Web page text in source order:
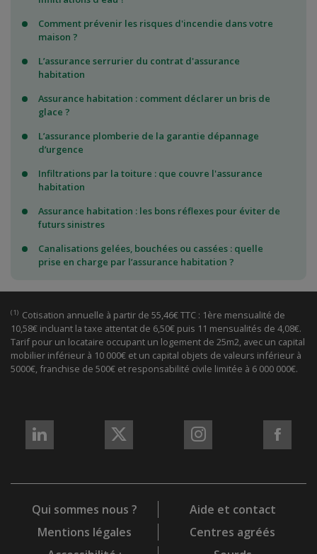
Comment prévenir les risques d'incendie dans votre
maison ?
L’assurance serrurier du contrat d'assurance
habitation
Assurance habitation : comment déclarer un bris de
glace ?
L’assurance plomberie de la garantie dépannage
d’urgence
Infiltrations par la toiture : que couvre l'assurance
habitation
Assurance habitation : les bons réflexes pour éviter de
futurs sinistres
Canalisations gelées, bouchées ou cassées : quelle
prise en charge par l’assurance habitation ?
(1) Cotisation annuelle à partir de 55,46€ TTC : 1ère mensualité de
10,58€ incluant la taxe attentat de 6,50€ puis 11 mensualités de 4,08€.
Tarif pour un locataire occupant un logement de 25m2, avec un capital
mobilier inférieur à 10 000€ et un capital objets de valeurs inférieur à
5000€, franchise de 500€ et responsabilité civile limitée à 6 000 000€.
REJOIGNEZ-
REJOIGNEZ-
Qui sommes nous ?
Aide et contact
Mentions légales
Centres agréés